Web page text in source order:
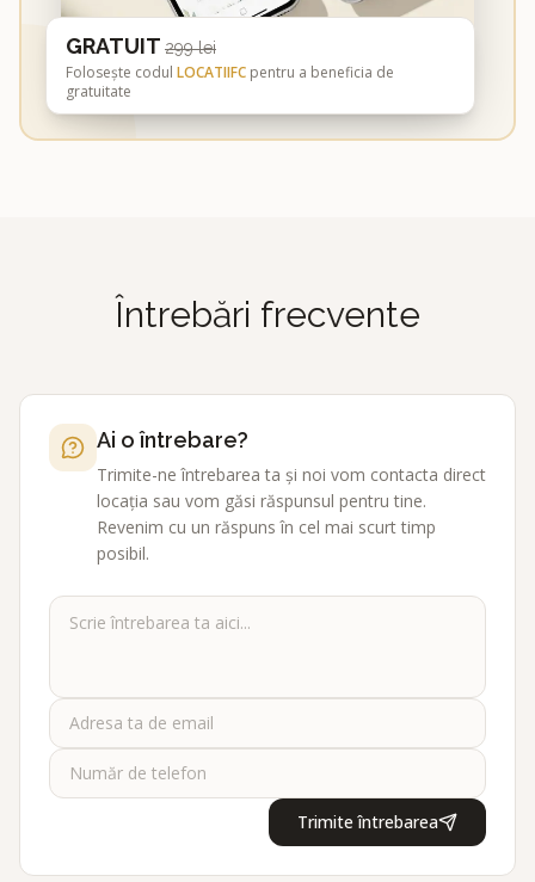
GRATUIT 299 lei
Folosește codul LOCATIIFC pentru a beneficia de
gratuitate
Întrebări frecvente
Ai o întrebare?
Trimite-ne întrebarea ta și noi vom contacta direct
locația sau vom găsi răspunsul pentru tine.
Revenim cu un răspuns în cel mai scurt timp
posibil.
Trimite întrebarea